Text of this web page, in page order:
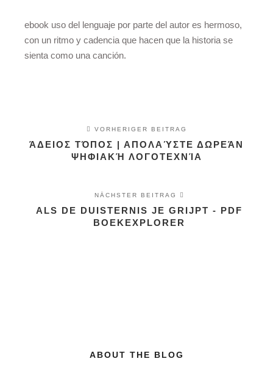
ebook uso del lenguaje por parte del autor es hermoso,
con un ritmo y cadencia que hacen que la historia se
sienta como una canción.
VORHERIGER BEITRAG
ΆΔΕΙΟΣ ΤΌΠΟΣ | ΑΠΟΛΑΎΣΤΕ ΔΩΡΕΆΝ
ΨΗΦΙΑΚΉ ΛΟΓΟΤΕΧΝΊΑ
NÄCHSTER BEITRAG
ALS DE DUISTERNIS JE GRIJPT - PDF
BOEKEXPLORER
ABOUT THE BLOG